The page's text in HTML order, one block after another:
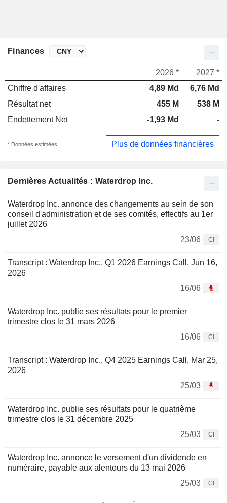
Dernières Actualités : Waterdrop Inc.
Waterdrop Inc. annonce des changements au sein de son
conseil d'administration et de ses comités, effectifs au 1er
juillet 2026
23/06
CI
Transcript : Waterdrop Inc., Q1 2026 Earnings Call, Jun 16,
2026
16/06
Waterdrop Inc. publie ses résultats pour le premier
trimestre clos le 31 mars 2026
16/06
CI
Transcript : Waterdrop Inc., Q4 2025 Earnings Call, Mar 25,
2026
25/03
Waterdrop Inc. publie ses résultats pour le quatrième
trimestre clos le 31 décembre 2025
25/03
CI
Waterdrop Inc. annonce le versement d'un dividende en
numéraire, payable aux alentours du 13 mai 2026
25/03
CI
Finances
2026 *
2027 *
Chiffre d'affaires
4,89 Md
6,76 Md
Résultat net
455 M
538 M
Endettement Net
-1,93 Md -
* Données estimées Plus de données financières